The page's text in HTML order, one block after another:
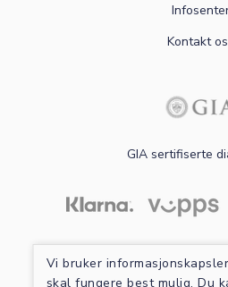
Vi bruker
skal fungere best mulig. Du
Kontakt
GIA sertifiserte
Les mer om